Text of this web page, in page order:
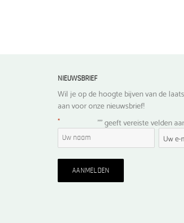
NIEUWSBRIEF
Wil je op de hoogte bijven van de
aan voor onze nieuwsbrief!
"
* " geeft vereiste velden